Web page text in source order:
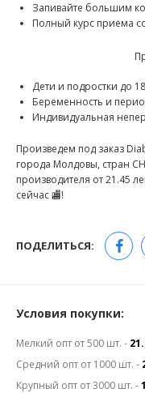
Запивайте большим
Полный курс приема
Дети и подростки до
Беременность и
Индивидуальная
Произведем под заказ
города Молдовы, стран
производителя от 21.45
сейчас 🏬!
ПОДЕЛИТЬСЯ:
Условия покупки:
Мелкий опт от 500 шт. -
Средний опт от 1000 шт. -
Крупный опт от 3000 шт. -